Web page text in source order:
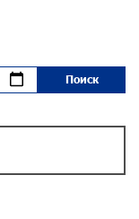
- пустая